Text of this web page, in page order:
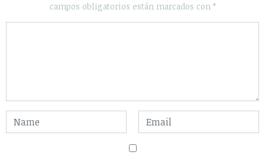
campos obligatorios están marcados con *